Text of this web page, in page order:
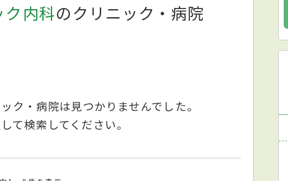
内科のクリニック・病院
ク・病院は見つかりませんでした。
て検索してください。